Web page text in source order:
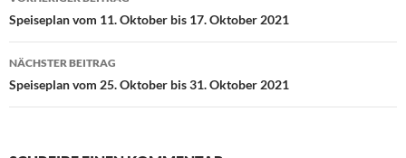
Speiseplan vom 11. Oktober bis 17. Oktober 2021
NÄCHSTER BEITRAG
Speiseplan vom 25. Oktober bis 31. Oktober 2021